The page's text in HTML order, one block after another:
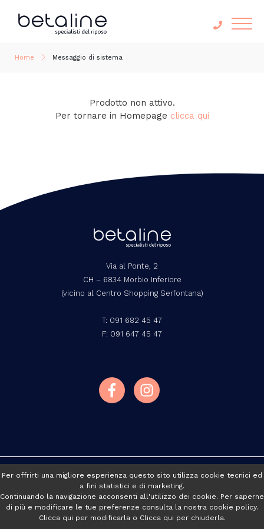
Home Messaggio di sistema
Prodotto non attivo.
Per tornare in Homepage clicca qui
Via al Ponte, 2
CH – 6834 Morbio Inferiore
(vicino al Centro Shopping Serfontana)
T: 091 682 45 47
F: 091 647 45 47
Copyright © 2026 SNDS, All Rights Reserved
Website bySNDS.ch - Modifica preferenze Cookie
Per offrirti una migliore esperienza questo sito utilizza cookie tecnici ed
a fini statistici e di marketing.
Continuando la navigazione acconsenti all'utilizzo dei cookie. Per saperne
di più e modificare le tue preferenze consulta la nostra cookie policy.
Clicca qui per modificarla o Clicca qui per chiuderla.